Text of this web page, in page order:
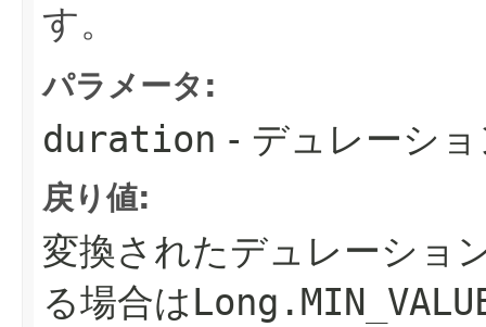
す。
パラメータ:
duration - デュレーシ
戻り値:
変換されたデュレーショ
る場合は